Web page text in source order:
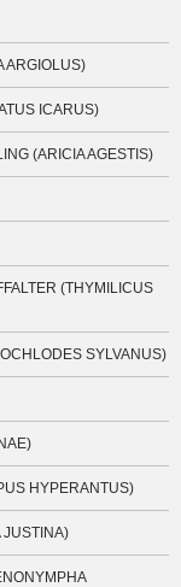
ARGIOLUS)
ICARUS)
(ARICIA AGESTIS)
(THYMILICUS
SYLVANUS)
HYPERANTUS)